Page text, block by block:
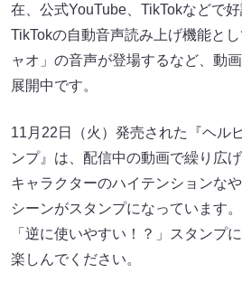
在、公式YouTube、TikTokなどで好
TikTokの自動音声読み上げ機能と
ャオ」の音声が登場するなど、動
展開中です。
11月22日（火）発売された『ヘル
ンプ』は、配信中の動画で繰り広
キャラクターのハイテンションな
シーンがスタンプになっています
「逆に使いやすい！？」スタンプ
楽しんでください。